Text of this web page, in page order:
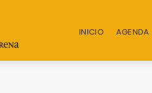
INICIO AGENDA